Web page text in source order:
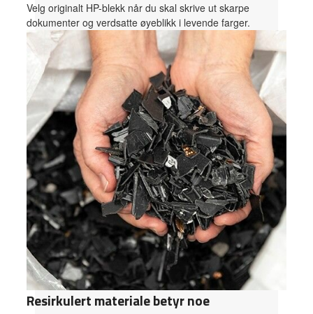
Velg originalt HP-blekk når du skal skrive ut skarpe
dokumenter og verdsatte øyeblikk i levende farger.
Resirkulert materiale betyr noe